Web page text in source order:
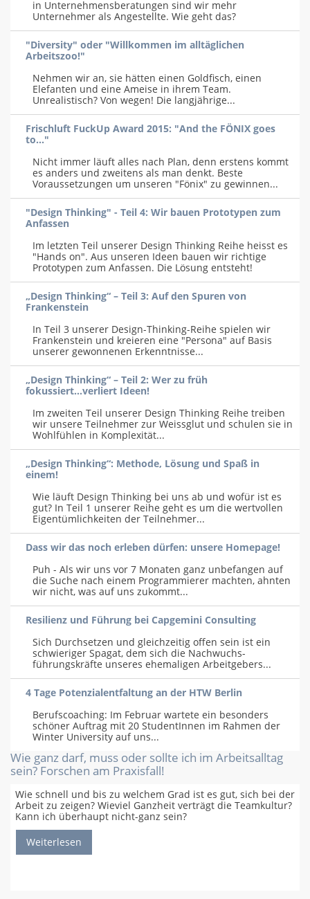
in Unternehmensberatungen sind wir mehr
Unternehmer als Angestellte. Wie geht das?
"Diversity" oder "Willkommen im alltäglichen
Arbeitszoo!"
Nehmen wir an, sie hätten einen Goldfisch, einen
Elefanten und eine Ameise in ihrem Team.
Unrealistisch? Von wegen! Die langjährige...
Frischluft FuckUp Award 2015: "And the FÖNIX goes
to..."
Nicht immer läuft alles nach Plan, denn erstens kommt
es anders und zweitens als man denkt. Beste
Voraussetzungen um unseren "Fönix" zu gewinnen...
"Design Thinking" - Teil 4: Wir bauen Prototypen zum
Anfassen
Im letzten Teil unserer Design Thinking Reihe heisst es
"Hands on". Aus unseren Ideen bauen wir richtige
Prototypen zum Anfassen. Die Lösung entsteht!
„Design Thinking“ – Teil 3: Auf den Spuren von
Frankenstein
In Teil 3 unserer Design-Thinking-Reihe spielen wir
Frankenstein und kreieren eine "Persona" auf Basis
unserer gewonnenen Erkenntnisse...
„Design Thinking“ – Teil 2: Wer zu früh
fokussiert...verliert Ideen!
Im zweiten Teil unserer Design Thinking Reihe treiben
wir unsere Teilnehmer zur Weissglut und schulen sie in
Wohlfühlen in Komplexität...
„Design Thinking“: Methode, Lösung und Spaß in
einem!
Wie läuft Design Thinking bei uns ab und wofür ist es
gut? In Teil 1 unserer Reihe geht es um die wertvollen
Eigentümlichkeiten der Teilnehmer...
Dass wir das noch erleben dürfen: unsere Homepage!
Puh - Als wir uns vor 7 Monaten ganz unbefangen auf
die Suche nach einem Programmierer machten, ahnten
wir nicht, was auf uns zukommt...
Resilienz und Führung bei Capgemini Consulting
Sich Durchsetzen und gleichzeitig offen sein ist ein
schwieriger Spagat, dem sich die Nachwuchs-
führungskräfte unseres ehemaligen Arbeitgebers...
4 Tage Potenzialentfaltung an der HTW Berlin
Berufscoaching: Im Februar wartete ein besonders
schöner Auftrag mit 20 StudentInnen im Rahmen der
Winter University auf uns...
Wie ganz darf, muss oder sollte ich im Arbeitsalltag
sein? Forschen am Praxisfall!
Wie schnell und bis zu welchem Grad ist es gut, sich bei der
Arbeit zu zeigen? Wieviel Ganzheit verträgt die Teamkultur?
Kann ich überhaupt nicht-ganz sein?
Weiterlesen